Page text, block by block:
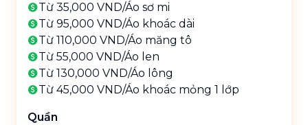
Từ 35,000 VND/Áo sơ mi
Từ 95,000 VND/Áo khoác dài
Từ 110,000 VND/Áo măng tô
Từ 55,000 VND/Áo len
Từ 130,000 VND/Áo lông
Từ 45,000 VND/Áo khoác mỏng 1 lớp
Quần